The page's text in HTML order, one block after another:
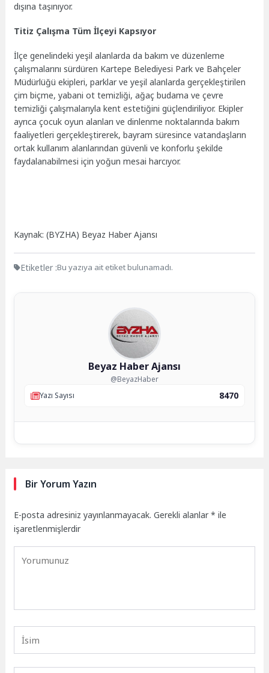
dışına taşınıyor.
Titiz Çalışma Tüm İlçeyi Kapsıyor
İlçe genelindeki yeşil alanlarda da bakım ve düzenleme
çalışmalarını sürdüren Kartepe Belediyesi Park ve Bahçeler
Müdürlüğü ekipleri, parklar ve yeşil alanlarda gerçekleştirilen
çim biçme, yabani ot temizliği, ağaç budama ve çevre
temizliği çalışmalarıyla kent estetiğini güçlendiriliyor. Ekipler
ayrıca çocuk oyun alanları ve dinlenme noktalarında bakım
faaliyetleri gerçekleştirerek, bayram süresince vatandaşların
ortak kullanım alanlarından güvenli ve konforlu şekilde
faydalanabilmesi için yoğun mesai harcıyor.
Kaynak: (BYZHA) Beyaz Haber Ajansı
Etiketler :Bu yazıya ait etiket bulunamadı.
Beyaz Haber Ajansı
@BeyazHaber
Yazı Sayısı
8470
Bir Yorum Yazın
E-posta adresiniz yayınlanmayacak. Gerekli alanlar* ile
işaretlenmişlerdir